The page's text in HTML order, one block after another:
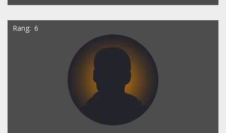
Rang 6